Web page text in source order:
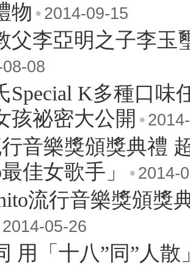
物 • 2014-09-15
父李亞明之子李玉
08
Special K多種口
孩祕密大公開 •
音樂獎頒獎典禮
最佳女歌手」
• 2014-
流行音樂獎頒
2014-05-26
用「十八”同”人